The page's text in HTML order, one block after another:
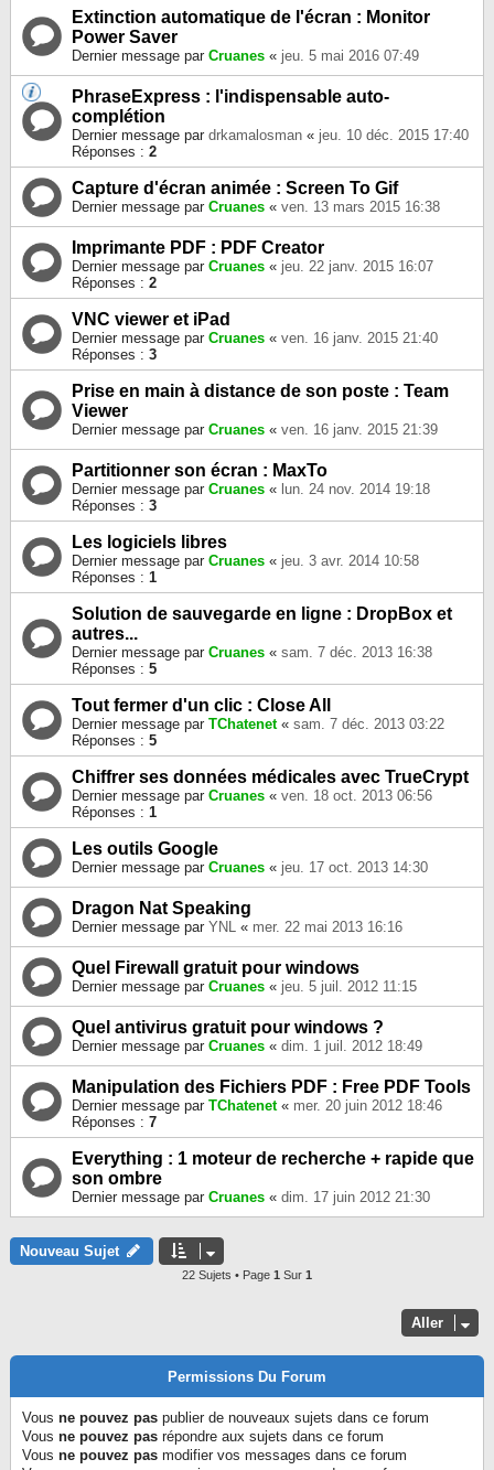
Extinction automatique de l'écran : Monitor
Power Saver
Dernier message par Cruanes « jeu. 5 mai 2016 07:49
PhraseExpress : l'indispensable auto-
complétion
Dernier message par drkamalosman « jeu. 10 déc. 2015 17:40
Réponses : 2
Capture d'écran animée : Screen To Gif
Dernier message par Cruanes « ven. 13 mars 2015 16:38
Imprimante PDF : PDF Creator
Dernier message par Cruanes « jeu. 22 janv. 2015 16:07
Réponses : 2
VNC viewer et iPad
Dernier message par Cruanes « ven. 16 janv. 2015 21:40
Réponses : 3
Prise en main à distance de son poste : Team
Viewer
Dernier message par Cruanes « ven. 16 janv. 2015 21:39
Partitionner son écran : MaxTo
Dernier message par Cruanes « lun. 24 nov. 2014 19:18
Réponses : 3
Les logiciels libres
Dernier message par Cruanes « jeu. 3 avr. 2014 10:58
Réponses : 1
Solution de sauvegarde en ligne : DropBox et
autres...
Dernier message par Cruanes « sam. 7 déc. 2013 16:38
Réponses : 5
Tout fermer d'un clic : Close All
Dernier message par TChatenet« sam. 7 déc. 2013 03:22
Réponses : 5
Chiffrer ses données médicales avec TrueCrypt
Dernier message par Cruanes « ven. 18 oct. 2013 06:56
Réponses : 1
Les outils Google
Dernier message par Cruanes « jeu. 17 oct. 2013 14:30
Dragon Nat Speaking
Dernier message par YNL « mer. 22 mai 2013 16:16
Quel Firewall gratuit pour windows
Dernier message par Cruanes « jeu. 5 juil. 2012 11:15
Quel antivirus gratuit pour windows ?
Dernier message par Cruanes « dim. 1 juil. 2012 18:49
Manipulation des Fichiers PDF : Free PDF Tools
Dernier message par TChatenet« mer. 20 juin 2012 18:46
Réponses : 7
Everything : 1 moteur de recherche + rapide que
son ombre
Dernier message par Cruanes « dim. 17 juin 2012 21:30
Nouveau Sujet
22 Sujets • Page 1 Sur 1
Aller
Permissions Du Forum
Vous ne pouvez pas publier de nouveaux sujets dans ce forum
Vous ne pouvez pas répondre aux sujets dans ce forum
Vous ne pouvez pas modifier vos messages dans ce forum